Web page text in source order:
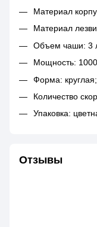
Материал
Материал
Объем чаши: 3
Мощность:
Форма: круглая;
Количество
Упаковка:
Отзывы